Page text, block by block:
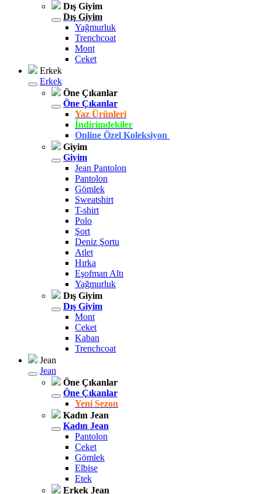
Dış Giyim
Dış Giyim
Yağmurluk
Trenchcoat
Mont
Ceket
Erkek
Erkek
Öne Çıkanlar
Öne Çıkanlar
Yaz Ürünleri
İndirimdekiler
Online Özel Koleksiyon
Giyim
Giyim
Jean Pantolon
Pantolon
Gömlek
Sweatshirt
T-shirt
Polo
Şort
Deniz Şortu
Atlet
Hırka
Eşofman Altı
Yağmurluk
Dış Giyim
Dış Giyim
Mont
Ceket
Kaban
Trenchcoat
Jean
Jean
Öne Çıkanlar
Öne Çıkanlar
Yeni Sezon
Kadın Jean
Kadın Jean
Pantolon
Ceket
Gömlek
Elbise
Etek
Erkek Jean